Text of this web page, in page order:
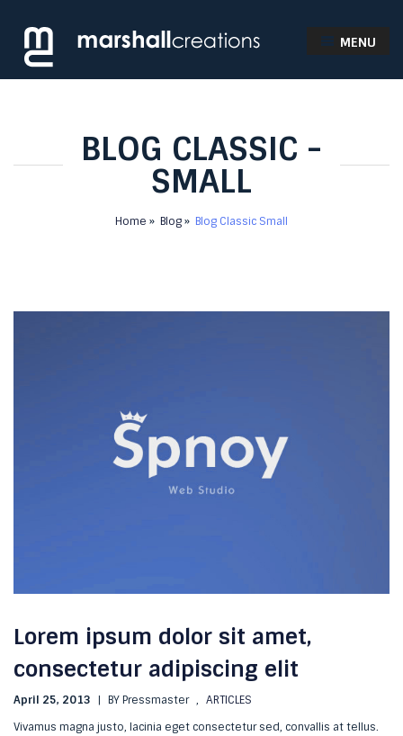
MENU
BLOG CLASSIC -
SMALL
Home Blog Blog Classic Small
Lorem ipsum dolor sit amet,
consectetur adipiscing elit
April 25, 2013 | BY Pressmaster , ARTICLES
Vivamus magna justo, lacinia eget consectetur sed, convallis at tellus.